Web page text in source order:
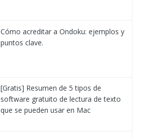
Cómo acreditar a Ondoku: ejemplos y
puntos clave.
[Gratis] Resumen de 5 tipos de
software gratuito de lectura de texto
que se pueden usar en Mac